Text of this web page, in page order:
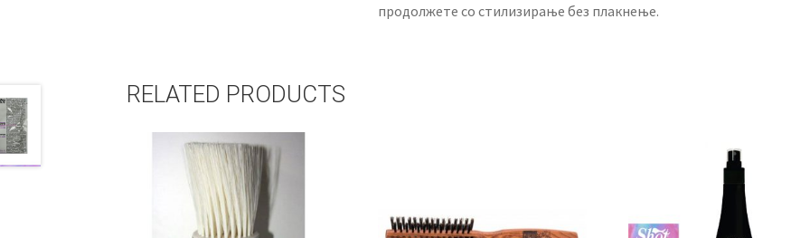
продолжете со стилизирање без плакнење.
RELATED PRODUCTS